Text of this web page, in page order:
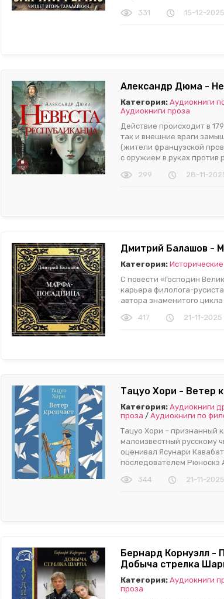
331
15-12-2025
Александр Дюма -
Категория: Аудиокниги
Аудиокниги проза
Действие происходит в
так и внешние враги
(жители французской
с оружием в руках против
299
28-11-
Дмитрий Балашов -
Категория:
С повести «Господин
карьера филолога-
автора знаменитого
417
21-11-2025
Тацуо Хори - Ветер
Категория: Аудиокниги
проза / Аудиокниги по
Тацуо Хори – признанный
малоизвестный русскому
оценивал Ясунари
последователем Рюноскэ
344
21-11-2025
Бернард Корнуэлл -
Добыча стрелка
Категория: Аудиокниги
проза